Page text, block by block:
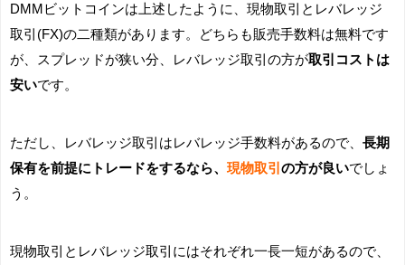
DMMビットコインは上述したように、現物取引とレバレッジ
取引(FX)の二種類があります。どちらも販売手数料は無料です
が、スプレッドが狭い分、レバレッジ取引の方が取引コストは
安いです。
ただし、レバレッジ取引はレバレッジ手数料があるので、 長期
保有を前提にトレードをするなら、 現物取引 の方が良いでしょ
う。
現物取引とレバレッジ取引にはそれぞれ一長一短があるので、